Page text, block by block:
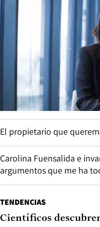
El propietario que
Carolina Fuensalida e
argumentos que me ha
TENDENCIAS
Científicos